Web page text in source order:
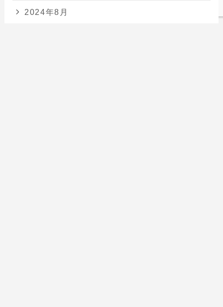
2024年8月